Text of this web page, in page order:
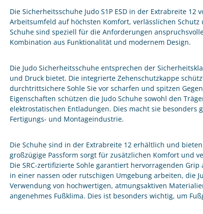
Die Sicherheitsschuhe Judo S1P ESD in der Extrabreite
Arbeitsumfeld auf höchsten Komfort, verlässlichen
Schuhe sind speziell für die Anforderungen
Kombination aus Funktionalität und modernem Design.
Die Judo Sicherheitsschuhe entsprechen der
und Druck bietet. Die integrierte Zehenschutzkappe
durchtrittsichere Sohle Sie vor scharfen und spitzen
Eigenschaften schützen die Judo Schuhe sowohl den
elektrostatischen Entladungen. Dies macht sie besonders
Fertigungs- und Montageindustrie.
Die Schuhe sind in der Extrabreite 12 erhältlich und
großzügige Passform sorgt für zusätzlichen Komfort und
Die SRC-zertifizierte Sohle garantiert hervorragenden
in einer nassen oder rutschigen Umgebung arbeiten, die
Verwendung von hochwertigen, atmungsaktiven
angenehmes Fußklima. Dies ist besonders wichtig, um